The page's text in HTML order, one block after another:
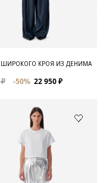
КРОЯ ИЗ ДЕНИМА
-50% 22 950 ₽